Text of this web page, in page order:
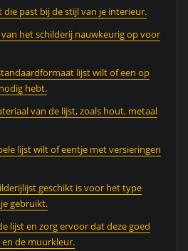
die past bij de stijl van je interieur.
het schilderij nauwkeurig op voor
lijst wilt of een op
hebt.
van de lijst, zoals hout, metaal
lijst wilt of eentje met versieringen
geschikt is voor het type
gebruikt.
lijst en zorg ervoor dat deze goed
de muurkleur.